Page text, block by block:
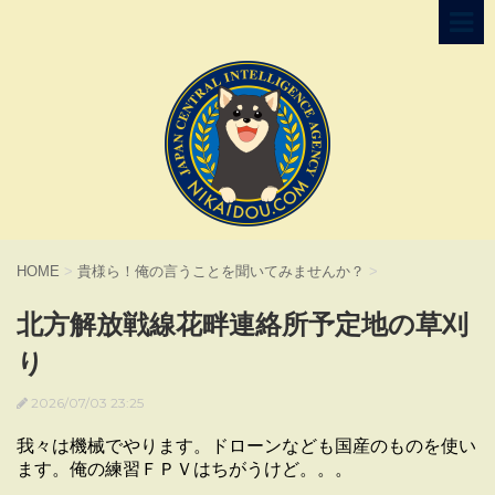
HOME > 貴様ら！俺の言うことを聞いてみませんか？ >
北方解放戦線花畔連絡所予定地の草刈
り
2026/07/03 23:25
我々は機械でやります。ドローンなども国産のものを使い
ます。俺の練習ＦＰＶはちがうけど。。。